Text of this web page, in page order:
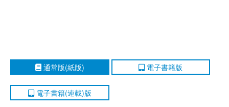
通常版(紙版) 電子書籍版
電子書籍(連載)版